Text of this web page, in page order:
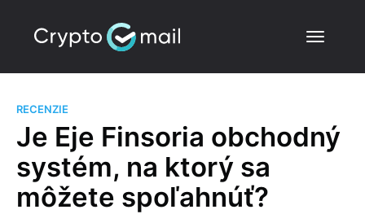
RECENZIE
Je Eje Finsoria obchodný
systém, na ktorý sa
môžete spoľahnúť?